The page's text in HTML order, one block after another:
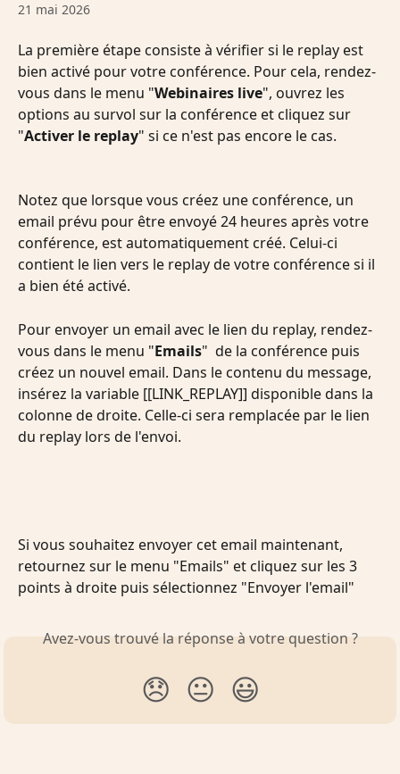
21 mai 2026
La première étape consiste à vérifier si le replay est
bien activé pour votre conférence. Pour cela, rendez-
vous dans le menu "Webinaires live", ouvrez les
options au survol sur la conférence et cliquez sur
"Activer le replay" si ce n'est pas encore le cas.
Notez que lorsque vous créez une conférence, un
email prévu pour être envoyé 24 heures après votre
conférence, est automatiquement créé. Celui-ci
contient le lien vers le replay de votre conférence si il
a bien été activé.
Pour envoyer un email avec le lien du replay, rendez-
vous dans le menu "Emails"  de la conférence puis
créez un nouvel email. Dans le contenu du message,
insérez la variable [[LINK_REPLAY]] disponible dans la
colonne de droite. Celle-ci sera remplacée par le lien
du replay lors de l'envoi.
Si vous souhaitez envoyer cet email maintenant,
retournez sur le menu "Emails" et cliquez sur les 3
points à droite puis sélectionnez "Envoyer l'email"
Avez-vous trouvé la réponse à votre question ?
😞 😐 😃